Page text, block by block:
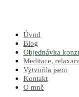
Úvod
Blog
Objednávka
Meditace,
Vytvořila jsem
Kontakt
O mně